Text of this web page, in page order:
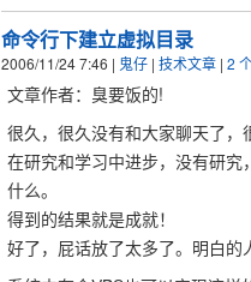
命令行下建立虚拟目录
2006/11/24 7:46 | 鬼仔 | 技术文章 | 2
文章作者：臭要饭的!
很久，很久没有和大家聊天了，
在研究和学习中进步，没有研
什么。
得到的结果就是成就！
好了，屁话放了太多了。明白的